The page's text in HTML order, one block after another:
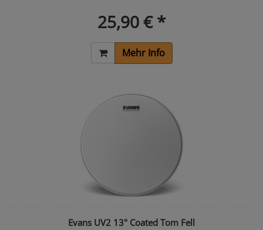
25,90 € *
Mehr Info
Evans UV2 13" Coated Tom Fell